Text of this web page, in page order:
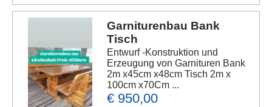
Garniturenbau Bank
Tisch
Entwurf -Konstruktion und
Erzeugung von Garnituren Bank
2m x45cm x48cm Tisch 2m x
100cm x70Cm ...
€ 950,00